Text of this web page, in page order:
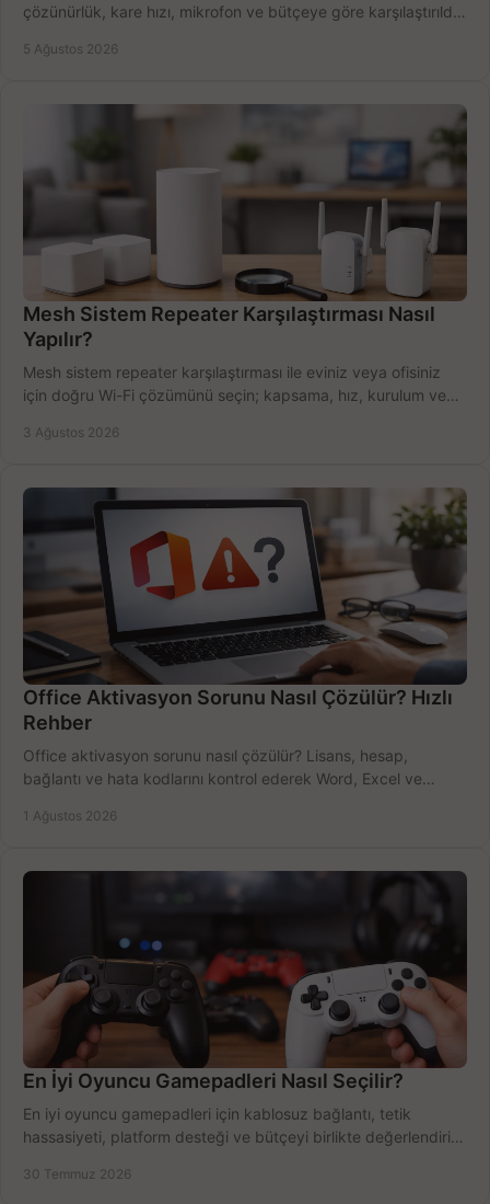
çözünürlük, kare hızı, mikrofon ve bütçeye göre karşılaştırıldı.
5 Ağustos 2026
Mesh Sistem Repeater Karşılaştırması Nasıl
Yapılır?
Mesh sistem repeater karşılaştırması ile eviniz veya ofisiniz
için doğru Wi-Fi çözümünü seçin; kapsama, hız, kurulum ve
3 Ağustos 2026
Office Aktivasyon Sorunu Nasıl Çözülür? Hızlı
Rehber
Office aktivasyon sorunu nasıl çözülür? Lisans, hesap,
bağlantı ve hata kodlarını kontrol ederek Word, Excel ve
1 Ağustos 2026
En İyi Oyuncu Gamepadleri Nasıl Seçilir?
En iyi oyuncu gamepadleri için kablosuz bağlantı, tetik
hassasiyeti, platform desteği ve bütçeyi birlikte değerlendirin;
30 Temmuz 2026